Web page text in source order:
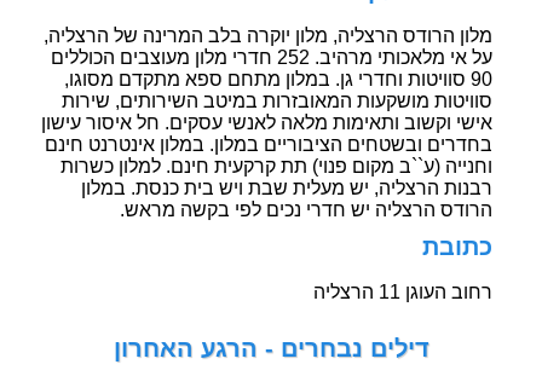
מלון הרודס הרצליה, מלון יוקרה בלב המרינה של הרצליה,
על אי מלאכותי מרהיב. 252 חדרי מלון מעוצבים הכוללים
90 סוויטות וחדרי גן. במלון מתחם ספא מתקדם מסוגו,
סוויטות מושקעות המאובזרות במיטב השירותים, שירות
אישי וקשוב ותאימות מלאה לאנשי עסקים. חל איסור עישון
בחדרים ובשטחים הציבוריים במלון. במלון אינטרנט חינם
וחנייה (ע``ב מקום פנוי) תת קרקעית חינם. למלון כשרות
רבנות הרצליה, יש מעלית שבת ויש בית כנסת. במלון
הרודס הרצליה יש חדרי נכים לפי בקשה מראש.
כתובת
רחוב העוגן 11 הרצליה
דילים נבחרים - הרגע האחרון